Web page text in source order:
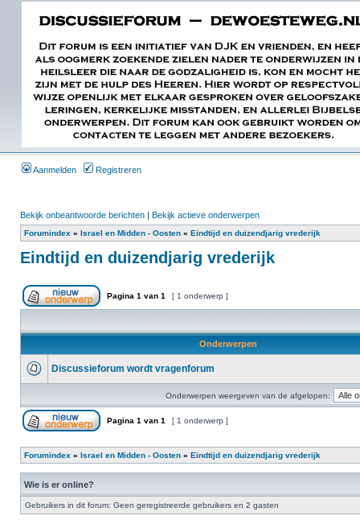
Aanmelden Registreren
Bekijk onbeantwoorde berichten | Bekijk actieve onderwerpen
Forumindex » Israel en Midden - Oosten » Eindtijd en duizendjarig vrederijk
Eindtijd en duizendjarig vrederijk
Pagina 1 van 1 [ 1 onderwerp ]
Onderwerpen
Discussieforum wordt vragenforum
Onderwerpen weergeven van de afgelopen:
Pagina 1 van 1 [ 1 onderwerp ]
Forumindex » Israel en Midden - Oosten » Eindtijd en duizendjarig vrederijk
Wie is er online?
Gebruikers in dit forum: Geen geregistreerde gebruikers en 2 gasten